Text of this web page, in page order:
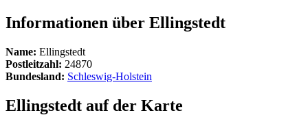
Informationen über Ellingstedt
Name: Ellingstedt
Postleitzahl: 24870
Bundesland: Schleswig-Holstein
Ellingstedt auf der Karte